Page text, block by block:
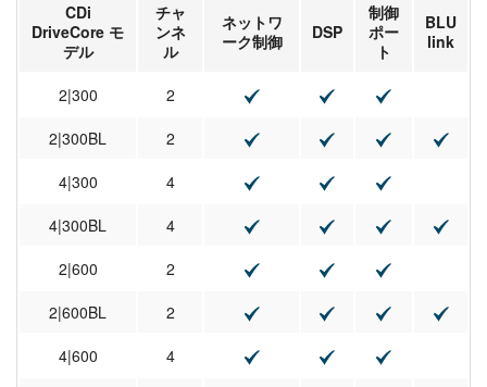
CDi
DriveCore モ
デル
チャ
ンネ
ル
ネットワ
ーク制御
DSP
制御
ポー
ト
BLU
link
2|300
2
2|300BL
2
4|300
4
4|300BL
4
2|600
2
2|600BL
2
4|600
4